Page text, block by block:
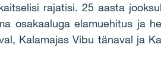
rajatisi. 25 aasta
osakaaluga elamuehitus ja
Kalamajas Vibu tänaval ja